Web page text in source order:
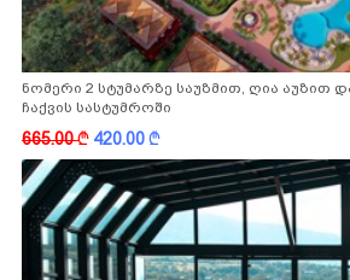
ნომერი 2 სტუმარზე საუზმით, ღია აუზით
ჩაქვის სასტუმროში
665.00k 420.00k